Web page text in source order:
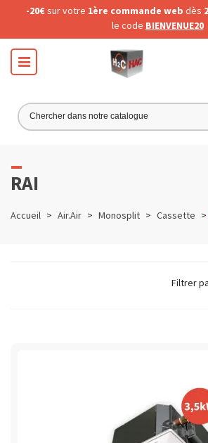
-20€sur votre 1ère commande web dès
le code BIENVENUE20
RAI
Accueil > Air.Air > Monosplit > Cassette >
Filtrer